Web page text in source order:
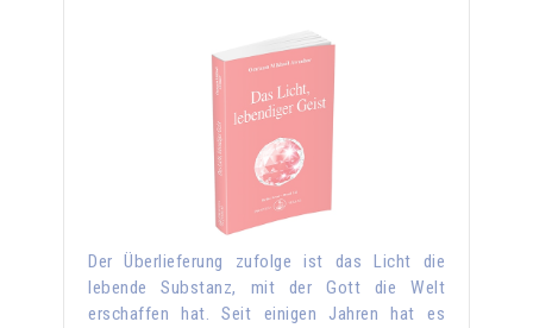
Der Überlieferung zufolge ist das Licht die
lebende Substanz, mit der Gott die Welt
erschaffen hat. Seit einigen Jahren hat es